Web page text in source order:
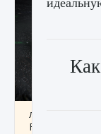
лицензии,
FC 25